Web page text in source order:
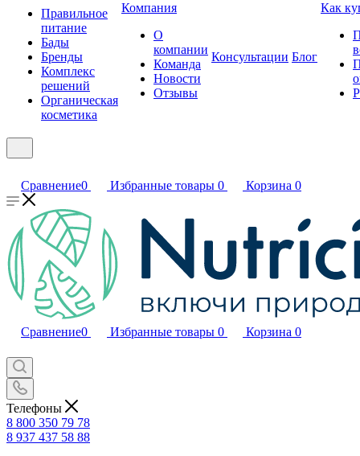
Правильное
питание
Бады
Бренды
Комплекс
решений
Органическая
косметика
Компания
О
компании
Команда
Новости
Отзывы
Консультации Блог
Как
Сравнение0 Избранные товары 0 Корзина 0
Сравнение0 Избранные товары 0 Корзина 0
Телефоны
8 800 350 79 78
8 937 437 58 88